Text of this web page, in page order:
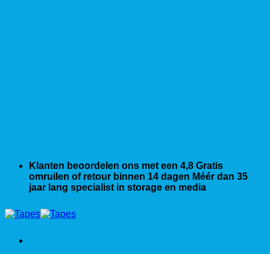
Klanten beoordelen ons met een 4,8 Gratis
omruilen of retour binnen 14 dagen Méér dan 35
jaar lang specialist in storage en media